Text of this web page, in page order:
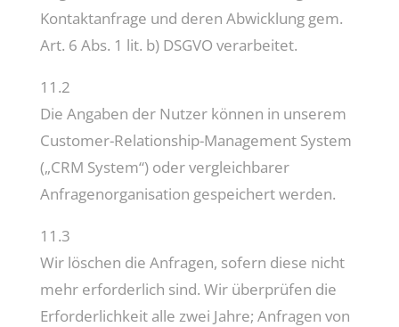
Kontaktanfrage und deren Abwicklung gem.
Art. 6 Abs. 1 lit. b) DSGVO verarbeitet.
11.2
Die Angaben der Nutzer können in unserem
Customer-Relationship-Management System
(„CRM System“) oder vergleichbarer
Anfragenorganisation gespeichert werden.
11.3
Wir löschen die Anfragen, sofern diese nicht
mehr erforderlich sind. Wir überprüfen die
Erforderlichkeit alle zwei Jahre; Anfragen von